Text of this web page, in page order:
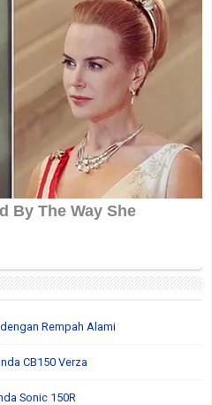
Rempah Alami
CB150 Verza
Sonic 150R